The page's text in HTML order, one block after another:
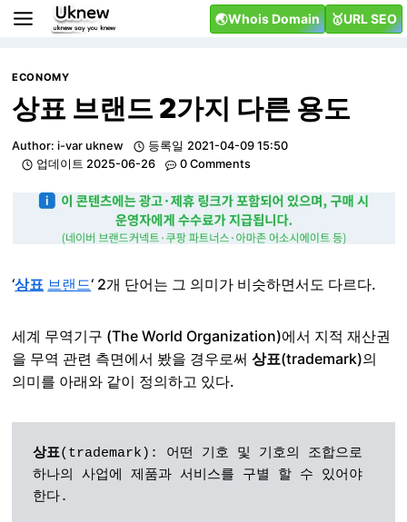
Skip
🌏Whois Domain 🥇URL SEO
ECONOMY
상표 브랜드 2가지 다른 용도
Author: i-var uknew 등록일 2021-04-09 15:50
업데이트 2025-06-26 0 Comments
‘상표 브랜드‘ 2개 단어는 그 의미가 비슷하면서도 다르다.
세계 무역기구 (The World Organization)에서 지적 재산권
을 무역 관련 측면에서 봤을 경우로써상표(trademark)의
의미를 아래와 같이 정의하고 있다.
상표(trademark): 어떤 기호 및 기호의 조합으로
하나의 사업에 제품과 서비스를 구별 할 수 있어야
한다.